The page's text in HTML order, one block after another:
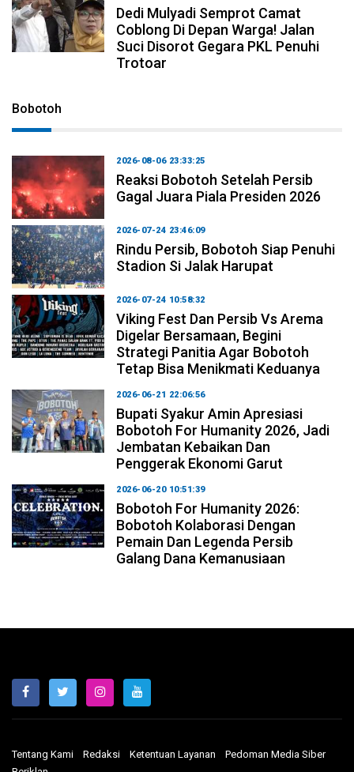
Dedi Mulyadi Semprot Camat
Coblong Di Depan Warga! Jalan
Suci Disorot Gegara PKL Penuhi
Trotoar
Bobotoh
2026-08-06 23:33:25
Reaksi Bobotoh Setelah Persib
Gagal Juara Piala Presiden 2026
2026-07-24 23:46:09
Rindu Persib, Bobotoh Siap Penuhi
Stadion Si Jalak Harupat
2026-07-24 10:58:32
Viking Fest Dan Persib Vs Arema
Digelar Bersamaan, Begini
Strategi Panitia Agar Bobotoh
Tetap Bisa Menikmati Keduanya
2026-06-21 22:06:56
Bupati Syakur Amin Apresiasi
Bobotoh For Humanity 2026, Jadi
Jembatan Kebaikan Dan
Penggerak Ekonomi Garut
2026-06-20 10:51:39
Bobotoh For Humanity 2026:
Bobotoh Kolaborasi Dengan
Pemain Dan Legenda Persib
Galang Dana Kemanusiaan
Tentang Kami Redaksi Ketentuan Layanan
Pedoman Media Siber